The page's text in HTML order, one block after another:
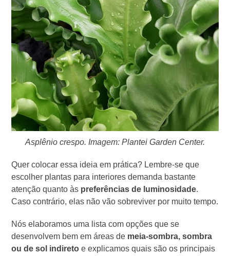
Asplênio crespo. Imagem: Plantei Garden Center.
Quer colocar essa ideia em prática? Lembre-se que
escolher plantas para interiores demanda bastante
atenção quanto às preferências de luminosidade.
Caso contrário, elas não vão sobreviver por muito tempo.
Nós elaboramos uma lista com opções que se
desenvolvem bem em áreas de meia-sombra, sombra
ou de sol indireto e explicamos quais são os principais